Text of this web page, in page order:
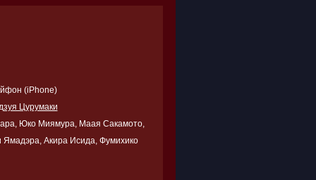
(iPhone)
Цурумаки
Юко Миямура, Маая Сакамото,
Акира Исида, Фумихико